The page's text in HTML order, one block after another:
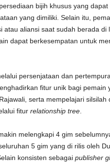
bijih khusus yang
yang dimiliki. Selain itu,
aliansi saat sudah berada di
dapat berkesempatan untuk
persenjataan dan
fitur unik bagi pemain
serta mempelajari silsilah
fitur relationship tree.
melengkapi 4 gim
5 gim yang di rilis oleh
konsisten sebagai publisher